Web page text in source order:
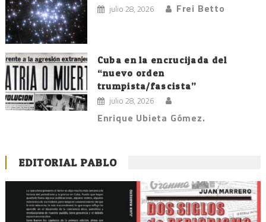
julio 28, 2026 Frei Betto
Cuba en la encrucijada del
“nuevo orden
trumpista/fascista”
julio 28, 2026
Enrique Ubieta Gómez.
EDITORIAL PABLO